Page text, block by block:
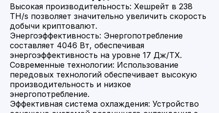
Высокая производительность: Хешрейт в 238
TH/s позволяет значительно увеличить скорость
добычи криптовалют.​
Энергоэффективность: Энергопотребление
составляет 4046 Вт, обеспечивая
энергоэффективность на уровне 17 Дж/ТХ. ​
Современные технологии: Использование
передовых технологий обеспечивает высокую
производительность и низкое
энергопотребление.​
Эффективная система охлаждения: Устройство